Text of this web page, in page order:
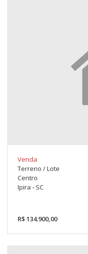
Venda
Terreno / Lote
Centro
Ipira - SC
R$ 134.900,00